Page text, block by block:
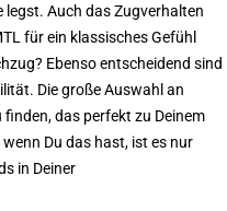
Auch das Zugverhalten
für ein klassisches Gefühl
Ebenso entscheidend sind
Die große Auswahl an
das perfekt zu Deinem
Du das hast, ist es nur
in Deiner